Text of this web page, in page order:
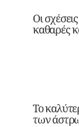
Οι
καθαρές
Το
των